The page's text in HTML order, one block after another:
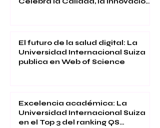
El futuro de la salud digital: La
Excelencia académica: La